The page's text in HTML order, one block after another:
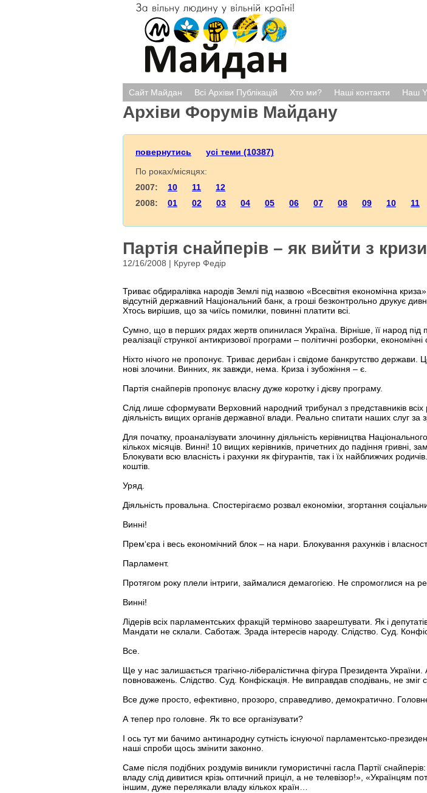
Сайт Майдан Всі Архіви Публікацій Хто ми? Наші контакти Наш
Архіви Форумів Майдану
повернутись
усі теми (10387)
По роках/місяцях:
2007: 10 11
12
2008: 01 02 03 04 05 06 07 08 09 10 11
Партія снайперів – як вийти з
12/16/2008 | Кругер Федір
Триває обдиралівка народів Землі під назвою «Всесвітня економічна
відсутній державний Національний банк, а гроші безконтрольно друкує
Хтось вирішив, що за чиїсь помилки, повинні платити всі.
Сумно, що в перших рядах жертв опинилася Україна. Вірніше, її народ під
реалізації стрункої антикризової програми – політичні розборки,
Ніхто нічого не пропонує. Триває дерибан і свідоме банкрутство держави.
нові злочини. Винних, як завжди, нема. Криза і зубожіння – є.
Партія снайперів пропонує власну дуже коротку і дієву програму.
Слід лише сформувати Верховний народний трибунал з представників всіх
діяльність вищих органів державної влади. Реально спитати наших слуг
Для початку, проаналізувати злочинну діяльність керівництва
кількох місяців. Винні! 10 вищих керівників, причетних до падіння гривні,
Блокувати всю власність і рахунки як фігурантів, так і їх найближчих
коштів.
Уряд.
Діяльність провальна. Спостерігаємо розвал економіки, згортання
Винні!
Прем‘єра і весь економічний блок – на нари. Блокування рахунків і
Парламент.
Протягом року плели інтриги, займалися демагогією. Не спромоглися на
Винні!
Лідерів всіх парламентських фракцій терміново заарештувати. Як і
Мандати не склали. Саботаж. Зрада інтересів народу. Слідство. Суд.
Все.
Ще у нас залишається трагічно-лібералістична фігура Президента
повноважень. Слідство. Суд. Конфіскація. Не виправдав сподівань, не
Все дуже просто, ефективно, прозоро, справедливо, демократично.
А тепер про головне. Як то все організувати?
І ось тут ми бачимо антинародну сутність існуючої парламентсько-
наші спроби щось змінити законно.
Саме після подібних роздумів виникли гумористичні гасла Партії
владу слід дивитися крізь оптичний приціл, а не телевізор!», «Українцям
іншим, дуже перелякали владу кількох країн…